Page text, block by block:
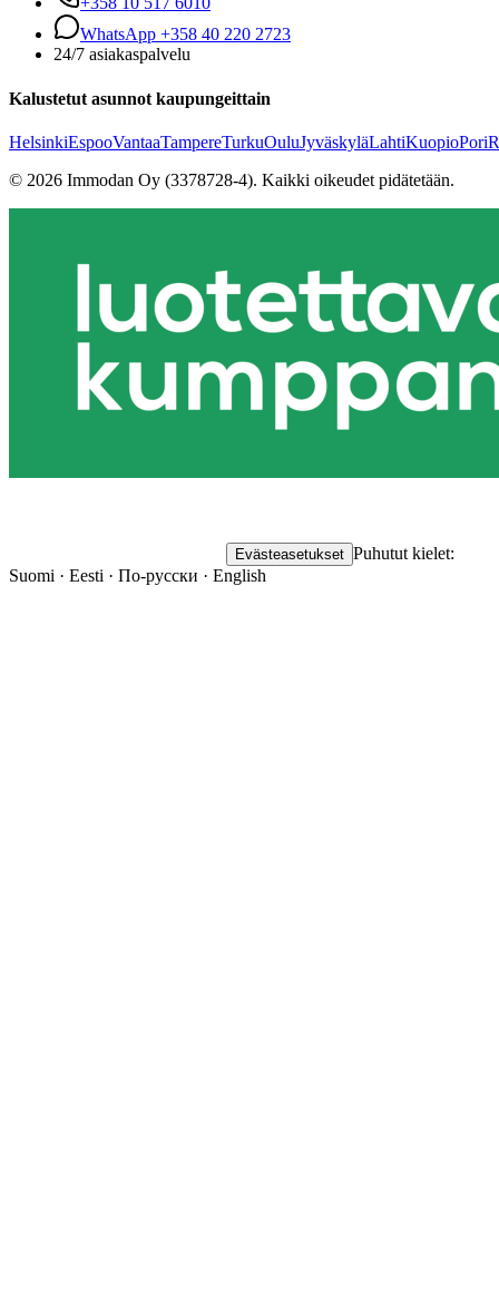
WhatsApp +358 40 220 2723
24/7 asiakaspalvelu
Kalustetut asunnot kaupungeittain
HelsinkiEspooVantaaTampereTurkuOuluJyväskyläLahtiKuopioPori
© 2026 Immodan Oy (3378728-4). Kaikki oikeudet pidätetään.
Evästeasetukset Puhutut kielet:
Suomi · Eesti · По-русски · English